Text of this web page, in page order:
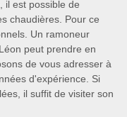
il est possible de
chaudières. Pour ce
Un ramoneur
peut prendre en
de vous adresser à
d'expérience. Si
il suffit de visiter son